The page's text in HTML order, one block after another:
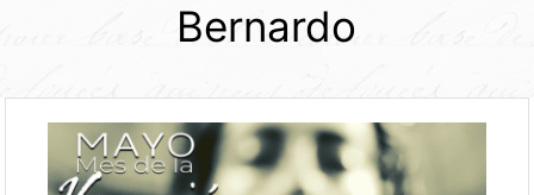
Bernardo